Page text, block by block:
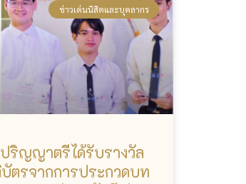
ข่าวเด่นนิสิตและบุคลากร
ริญญาตรีได้รับรางวัล
บัตรจากการประกวดบท